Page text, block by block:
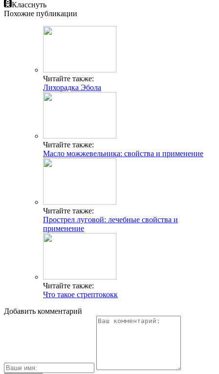
Класснуть
Похожие публикации
Читайте также:
Лихорадка Эбола
Читайте также:
Масло можжевельника: свойства и применение
Читайте также:
Прострел луговой: лечебные свойства и
применение
Читайте также:
Что такое стрептококк
Добавить комментарий